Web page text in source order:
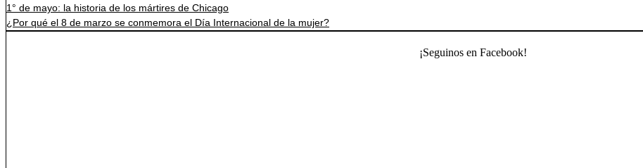
1° de mayo: la historia de los mártires de Chicago
¿Por qué el 8 de marzo se conmemora el Día Internacional de la mujer?
¡Seguinos en Facebook!